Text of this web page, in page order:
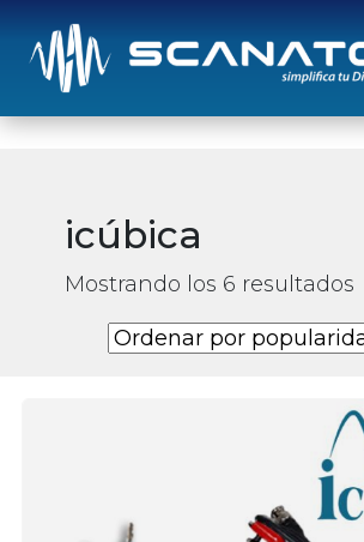
Saltar al contenido
icúbica
Mostrando los 6 resultados